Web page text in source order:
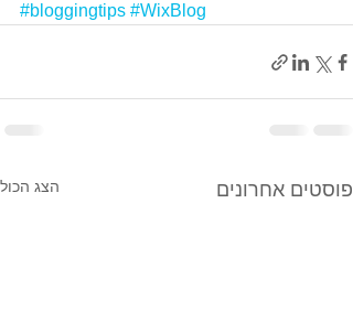
#bloggingtips #WixBlog
פוסטים אחרונים הצג הכול